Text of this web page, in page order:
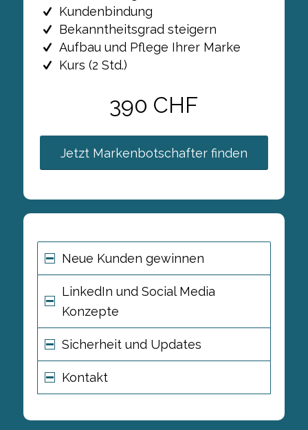
Kundenbindung
Bekanntheitsgrad steigern
Aufbau und Pflege Ihrer Marke
Kurs (2 Std.)
390 CHF
Jetzt Markenbotschafter finden
Neue Kunden gewinnen
LinkedIn und Social Media
Konzepte
Sicherheit und Updates
Kontakt